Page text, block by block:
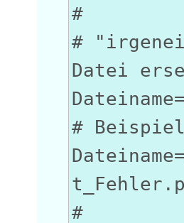
#
#
Datei
#
#